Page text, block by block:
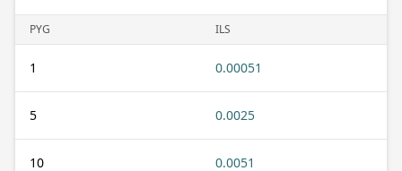
PYG ILS
1 0.00051
5 0.0025
10 0.0051